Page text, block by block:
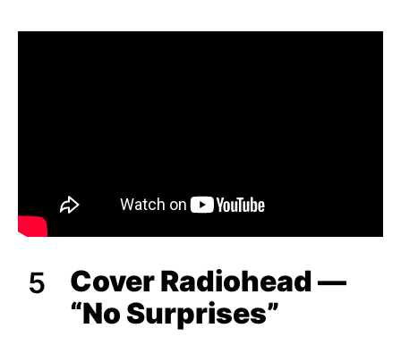
Cover Radiohead —
“No Surprises”